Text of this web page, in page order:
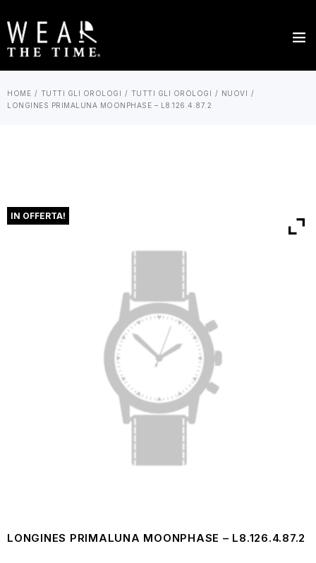
HOME TUTTI GLI OROLOGI TUTTI GLI OROLOGI
NUOVI
LONGINES PRIMALUNA MOONPHASE – L8.126.4.87.2
IN OFFERTA!
LONGINES PRIMALUNA MOONPHASE – L8.126.4.87.2